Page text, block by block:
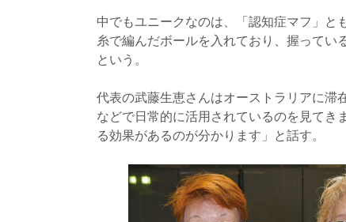
中でもユニークなのは、「認知症マフ」と
糸で編んだボールを入れており、握ってい
という。
代表の武藤生恵さんはオーストラリアに滞
などで日常的に活用されているのを見てき
る効果があるのが分かります」と話す。